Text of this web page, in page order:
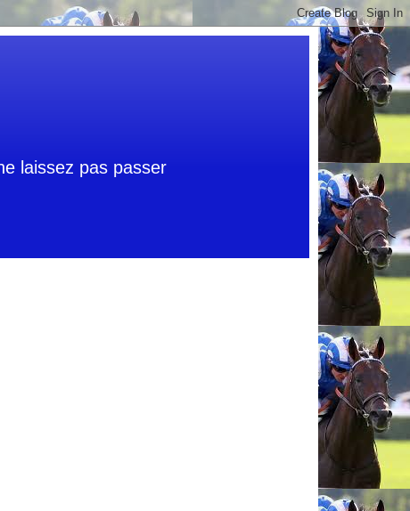
laissez pas passer